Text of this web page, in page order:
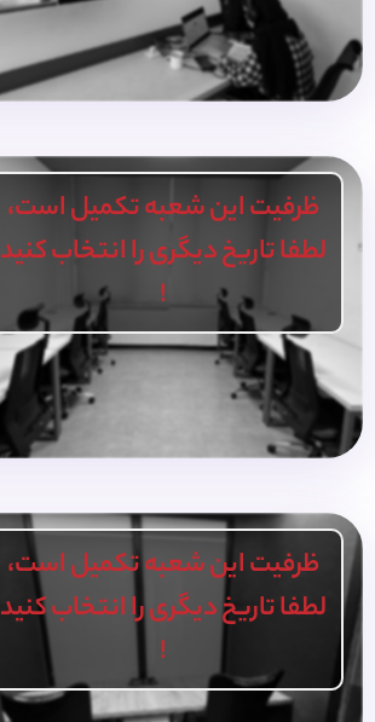
ظرفیت این شعبه تکمیل است،
لطفا تاریخ دیگری را انتخاب کنید
!
ظرفیت این شعبه تکمیل است،
لطفا تاریخ دیگری را انتخاب کنید
!